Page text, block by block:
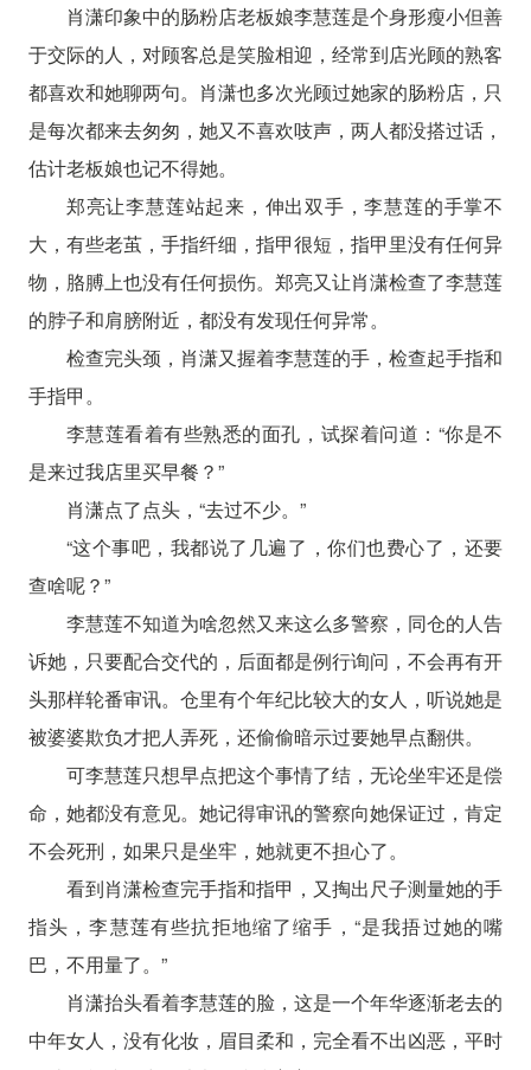
肖潇印象中的肠粉店老板娘李慧莲是个身形瘦小但善
于交际的人，对顾客总是笑脸相迎，经常到店光顾的熟客
都喜欢和她聊两句。肖潇也多次光顾过她家的肠粉店，只
是每次都来去匆匆，她又不喜欢吱声，两人都没搭过话，
估计老板娘也记不得她。
郑亮让李慧莲站起来，伸出双手，李慧莲的手掌不
大，有些老茧，手指纤细，指甲很短，指甲里没有任何异
物，胳膊上也没有任何损伤。郑亮又让肖潇检查了李慧莲
的脖子和肩膀附近，都没有发现任何异常。
检查完头颈，肖潇又握着李慧莲的手，检查起手指和
手指甲。
李慧莲看着有些熟悉的面孔，试探着问道：“你是不
是来过我店里买早餐？”
肖潇点了点头，“去过不少。”
“这个事吧，我都说了几遍了，你们也费心了，还要
查啥呢？”
李慧莲不知道为啥忽然又来这么多警察，同仓的人告
诉她，只要配合交代的，后面都是例行询问，不会再有开
头那样轮番审讯。仓里有个年纪比较大的女人，听说她是
被婆婆欺负才把人弄死，还偷偷暗示过要她早点翻供。
可李慧莲只想早点把这个事情了结，无论坐牢还是偿
命，她都没有意见。她记得审讯的警察向她保证过，肯定
不会死刑，如果只是坐牢，她就更不担心了。
看到肖潇检查完手指和指甲，又掏出尺子测量她的手
指头，李慧莲有些抗拒地缩了缩手，“是我捂过她的嘴
巴，不用量了。”
肖潇抬头看着李慧莲的脸，这是一个年华逐渐老去的
中年女人，没有化妆，眉目柔和，完全看不出凶恶，平时